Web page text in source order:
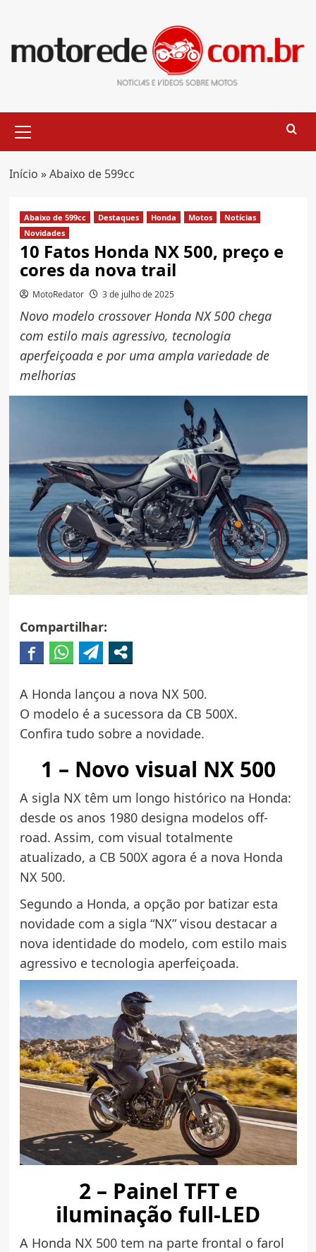
content
Menu
Início »Abaixo de 599cc
Abaixo de 599cc Destaques Honda Motos
Notícias
Novidades
10 Fatos Honda NX 500, preço e
cores da nova trail
MotoRedator 3 de julho de 2025
Novo modelo crossover Honda NX 500 chega
com estilo mais agressivo, tecnologia
aperfeiçoada e por uma ampla variedade de
melhorias
Compartilhar:
A Honda lançou a nova NX 500.
O modelo é a sucessora da CB 500X.
Confira tudo sobre a novidade.
1 – Novo visual NX 500
A sigla NX têm um longo histórico na Honda:
desde os anos 1980 designa modelos off-
road. Assim, com visual totalmente
atualizado, a CB 500X agora é a nova Honda
NX 500.
Segundo a Honda, a opção por batizar esta
novidade com a sigla “NX” visou destacar a
nova identidade do modelo, com estilo mais
agressivo e tecnologia aperfeiçoada.
2 – Painel TFT e
iluminação full-LED
A Honda NX 500 tem na parte frontal o farol